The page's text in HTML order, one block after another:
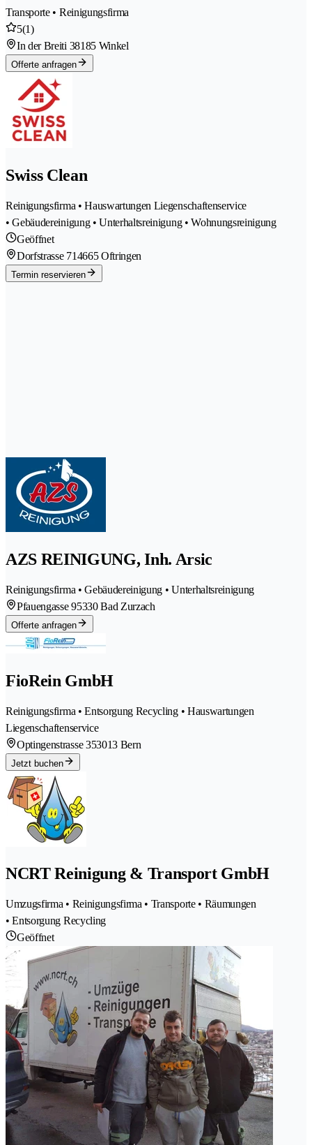
Transporte • Reinigungsfirma
5(1)
In der Breiti 38185 Winkel
Offerte anfragen
Swiss Clean
Reinigungsfirma • Hauswartungen Liegenschaftenservice
• Gebäudereinigung • Unterhaltsreinigung • Wohnungsreinigung
Geöffnet
Dorfstrasse 714665 Oftringen
Termin reservieren
AZS REINIGUNG, Inh. Arsic
Reinigungsfirma • Gebäudereinigung • Unterhaltsreinigung
Pfauengasse 95330 Bad Zurzach
Offerte anfragen
FioRein GmbH
Reinigungsfirma • Entsorgung Recycling • Hauswartungen
Liegenschaftenservice
Optingenstrasse 353013 Bern
Jetzt buchen
NCRT Reinigung & Transport GmbH
Umzugsfirma • Reinigungsfirma • Transporte • Räumungen
• Entsorgung Recycling
Geöffnet